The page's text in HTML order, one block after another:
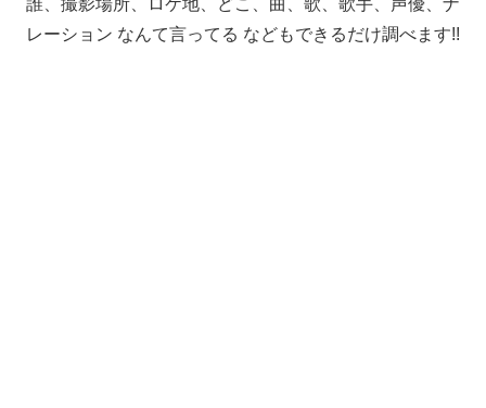
レーション なんて言ってる などもできるだけ調べます!!